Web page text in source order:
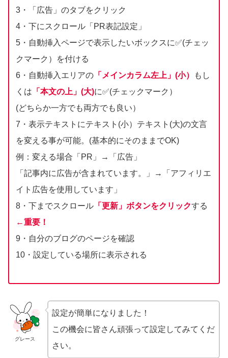
3・「広告」のタブをクリック
4・下にスクロール「PR表記設定」
5・自動挿入ページで表示したいボックスに✅(チェッ
クマーク）を付ける
6・自動挿入エリアの「メインカラム左上」(小）
もし
くは 「本文の上」(大)に✅(チェックマーク）
(どちらか一方でも両方でも良い）
7・表示テキストにテキスト(小）テキスト(大)の文言
を変える事が可能。(基本的にそのままでOK)
例：変える場合「PR」→「広告」
「記事内に広告が含まれています。」→「アフィリエ
イト広告を使用しています」
8・下までスクロール「更新」ボタンをクリックする
←重要！
9・自分のブログのページを確認
10・設定している場所に表示される
グレース
設定が簡単になりました！
この機会に皆さん頑張って設定してみてくだ
さい。